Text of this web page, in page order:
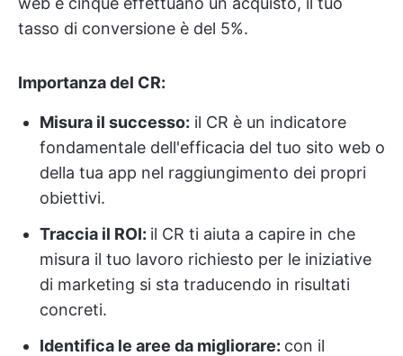
tasso di conversione è del 5%.
Importanza del CR:
Misura il successo: il CR è un indicatore
fondamentale dell'efficacia del tuo sito web o
della tua app nel raggiungimento dei propri
obiettivi.
Traccia il ROI: il CR ti aiuta a capire in che
misura il tuo lavoro richiesto per le iniziative
di marketing si sta traducendo in risultati
concreti.
Identifica le aree da migliorare: con il